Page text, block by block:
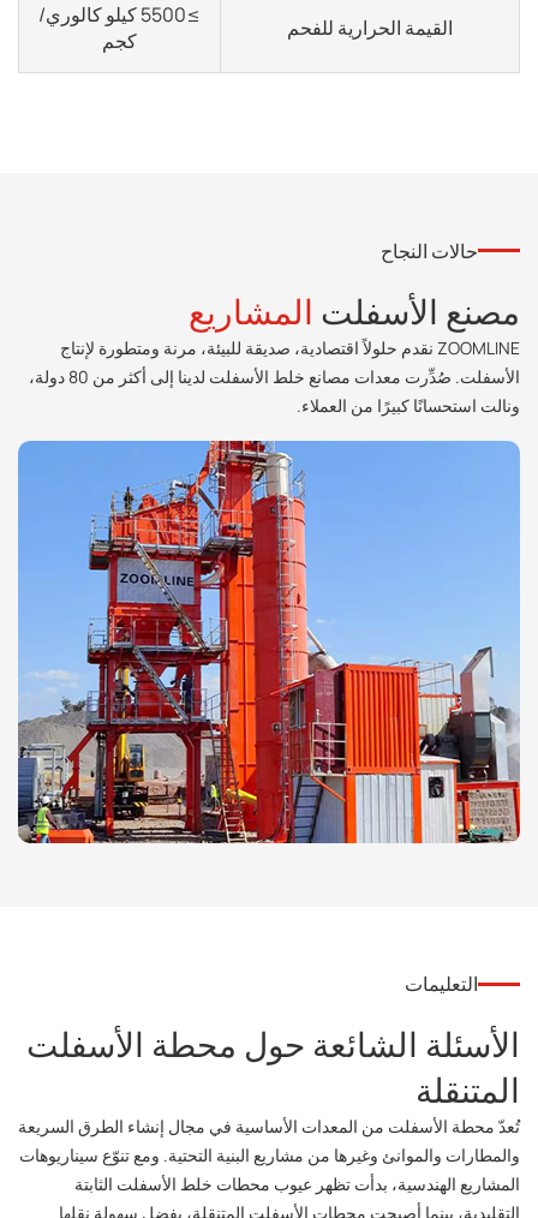
القيمة الحرارية للفحم
≥5500 كيلو كالوري/
كجم
حالات النجاح
مصنع الأسفلت المشاريع
ZOOMLINE نقدم حلولاً اقتصادية، صديقة للبيئة، مرنة ومتطورة لإنتاج
الأسفلت. صُدِّرت معدات مصانع خلط الأسفلت لدينا إلى أكثر من 80 دولة،
ونالت استحسانًا كبيرًا من العملاء.
التعليمات
الأسئلة الشائعة حول محطة الأسفلت
المتنقلة
تُعدّ محطة الأسفلت من المعدات الأساسية في مجال إنشاء الطرق السريعة
والمطارات والموانئ وغيرها من مشاريع البنية التحتية. ومع تنوّع سيناريوهات
المشاريع الهندسية، بدأت تظهر عيوب محطات خلط الأسفلت الثابتة
التقليدية، بينما أصبحت محطات الأسفلت المتنقلة، بفضل سهولة نقلها